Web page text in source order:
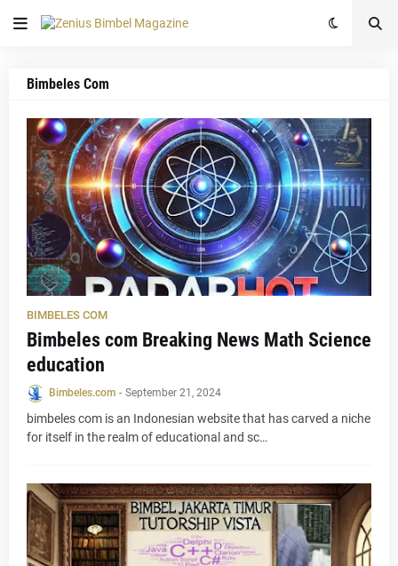
Bimbeles Com
BIMBELES COM
Bimbeles com Breaking News Math Science
education
Bimbeles.com - September 21, 2024
bimbeles com is an Indonesian website that has carved a niche
for itself in the realm of educational and sc…